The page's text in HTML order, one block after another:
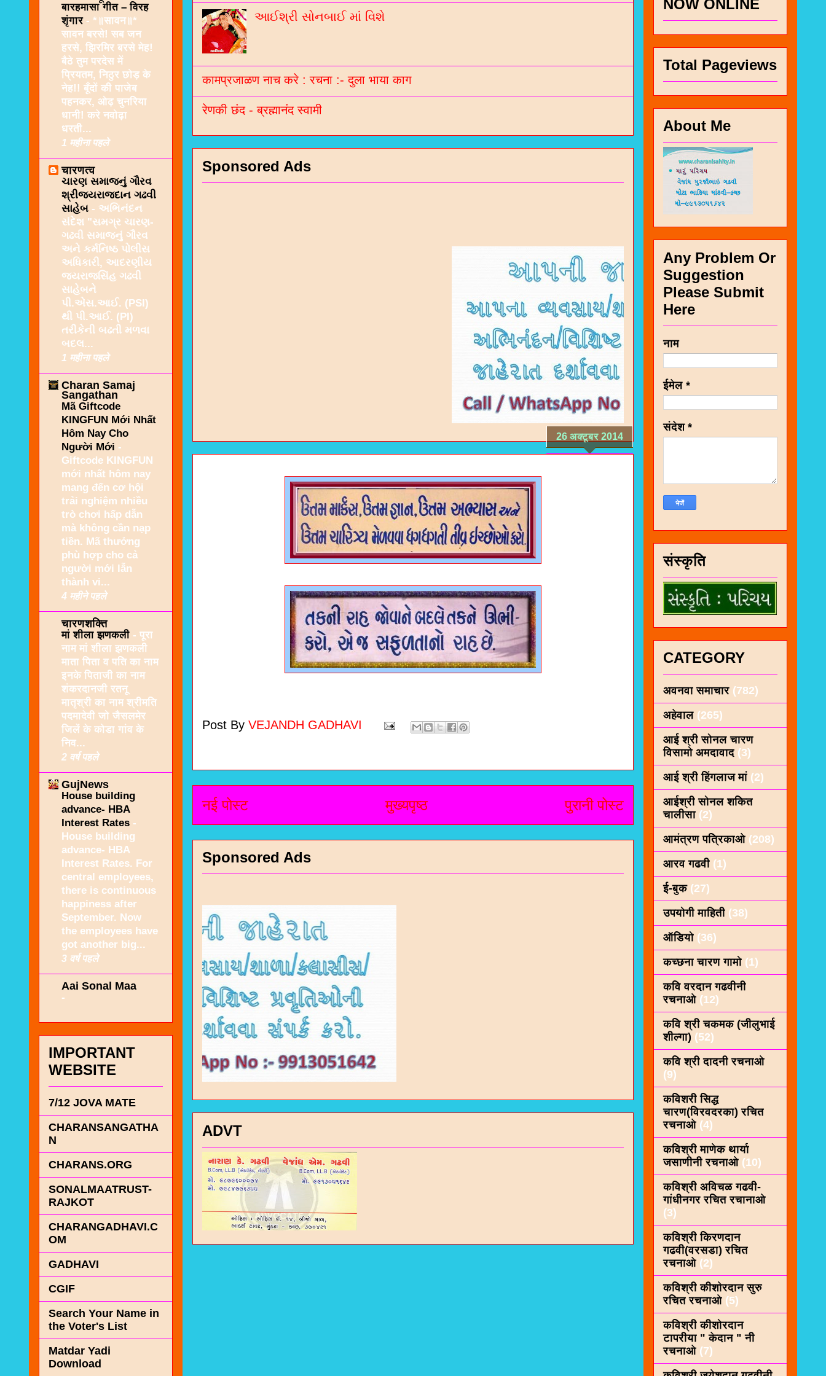
આઈશ્રી સોનબાઈ માં વિશે
कामप्रजाळण नाच करे : रचना :- दुला भाया काग
रेणकी छंद - ब्रह्मानंद स्वामी
Sponsored Ads
26 अक्टूबर 2014
Post By VEJANDH GADHAVI
नई पोस्ट पुरानी पोस्ट
मुख्यपृष्ठ
Sponsored Ads
ADVT
बारहमासा गीत – विरह
शृंगार - *॥सावन॥*
सावन बरसे! सब जन
हरसे, झिरमिर बरसे मेह!
बैठे तुम परदेस में
प्रियतम, निठुर छोड़ के
नेह!! बूँदों की पाजेब
पहनकर, ओढ़ चुनरिया
धानी! करे नवोढ़ा
धरती...
1 महीना पहले
चारणत्व
ચારણ સમાજનું ગૌરવ
શ્રીજયરાજદાન ગઢવી
સાહેબ - અભિનંદન
સંદેશ "સમગ્ર ચારણ-
ગઢવી સમાજનું ગૌરવ
અને કર્મનિષ્ઠ પોલીસ
અધિકારી, આદરણીય
જયરાજસિંહ ગઢવી
સાહેબને
પી.એસ.આઈ. (PSI)
થી પી.આઈ. (PI)
તરીકેની બઢતી મળવા
બદલ...
1 महीना पहले
Charan Samaj
Sangathan
Mã Giftcode
KINGFUN Mới Nhất
Hôm Nay Cho
Người Mới -
Giftcode KINGFUN
mới nhất hôm nay
mang đến cơ hội
trải nghiệm nhiều
trò chơi hấp dẫn
mà không cần nạp
tiền. Mã thưởng
phù hợp cho cả
người mới lẫn
thành vi...
4 महीने पहले
चारणशक्ति
मां शीला झणकली - पूरा
नाम मां शीला झणकली
माता पिता व पति का नाम
इनके पिताजी का नाम
शंकरदानजी रतनू
मातृश्री का नाम श्रीमति
पदमादेवी जो जैसलमेर
जिलें के कोडा गांव के
निव...
2 वर्ष पहले
GujNews
House building
advance- HBA
Interest Rates -
House building
advance- HBA
Interest Rates. For
central employees,
there is continuous
happiness after
September. Now
the employees have
got another big...
3 वर्ष पहले
Aai Sonal Maa
-
IMPORTANT
WEBSITE
7/12 JOVA MATE
CHARANSANGATHA
N
CHARANS.ORG
SONALMAATRUST-
RAJKOT
CHARANGADHAVI.C
OM
GADHAVI
CGIF
Search Your Name in
the Voter's List
Matdar Yadi
Download
NOW ONLINE
Total Pageviews
About Me
Any Problem Or
Suggestion
Please Submit
Here
नाम
ईमेल *
संदेश *
संस्कृति
CATEGORY
अवनवा समाचार (782)
अहेवाल (265)
आई श्री सोनल चारण
विसामो अमदावाद (3)
आई श्री हिंगलाज मां (2)
आईश्री सोनल शकित
चालीसा (2)
आमंत्रण पत्रिकाओ (208)
आरव गढवी (1)
ई-बुक (27)
उपयोगी माहिती (38)
ऑडियो (36)
कच्छना चारण गामो (1)
कवि वरदान गढवीनी
रचनाओ (12)
कवि श्री चकमक (जीलुभाई
शील्गा) (52)
कवि श्री दादनी रचनाओ
(9)
कविशरी सिद्ध
चारण(विरवदरका) रचित
रचनाओ (4)
कविश्री माणेक थार्या
जसाणीनी रचनाओ (10)
कविश्री अविचळ गढवी-
गांधीनगर रचित रचानाओ
(3)
कविश्री किरणदान
गढवी(वरसडा) रचित
रचनाओ (2)
कविश्री कीशाेरदान सुरु
रचित रचनाओ (5)
कविश्री कीशोरदान
टापरीया " केदान " नी
रचनाओ (7)